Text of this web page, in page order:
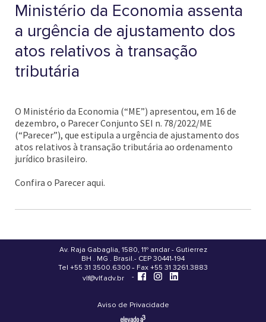
Ministério da Economia assenta
a urgência de ajustamento dos
atos relativos à transação
tributária
O Ministério da Economia (“ME”) apresentou, em 16 de
dezembro, o Parecer Conjunto SEI n. 78/2022/ME
(“Parecer”), que estipula a urgência de ajustamento dos
atos relativos à transação tributária ao ordenamento
jurídico brasileiro.
Confira o Parecer aqui.
Av. Raja Gabaglia, 1580, 11º andar - Gutierrez
.
BH . MG . Brasil - CEP 30441-194
-
Tel +55 31 3500.6300 - Fax +55 31 3261.3883
-
vlf@vlf.adv.br
Aviso de Privacidade